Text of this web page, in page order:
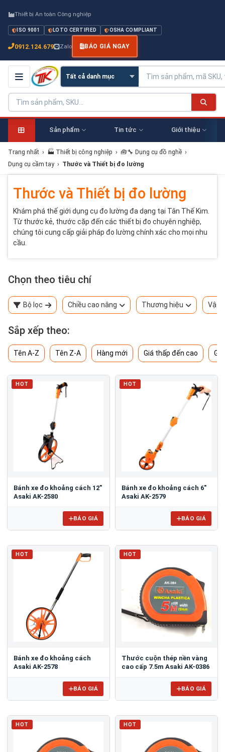
Thiết bị An toàn Công nghiệp
ISO 9001 LOTO CERTIFIED OSHA COMPLIANT
0912.124.679 Zalo BÁO GIÁ NGAY
Sản phẩm Tin tức Giới thiệu
Trang nhất › 🏭 Thiết bị công nghiệp › 🧰🔧 Dụng cụ đồ nghề ›
Dụng cụ cầm tay › Thước và Thiết bị đo lường
Thước và Thiết bị đo lường
Khám phá thế giới dụng cụ đo lường đa dạng tại Tân Thế Kim.
Từ thước kẻ, thước cặp đến các thiết bị đo chuyên nghiệp,
chúng tôi cung cấp giải pháp đo lường chính xác cho mọi nhu
cầu.
Chọn theo tiêu chí
Bộ lọc Chiều cao nâng Thương hiệu Vật
Sắp xếp theo:
Tên A-Z Tên Z-A Hàng mới Giá thấp đến cao
HOT
Bánh xe đo khoảng cách 12"
Asaki AK-2580
BÁO GIÁ
HOT
Bánh xe đo khoảng cách 6"
Asaki AK-2579
BÁO GIÁ
HOT
Bánh xe đo khoảng cách
Asaki AK-2578
BÁO GIÁ
HOT
Thước cuộn thép nền vàng
cao cấp 7.5m Asaki AK-0386
BÁO GIÁ
HOT HOT